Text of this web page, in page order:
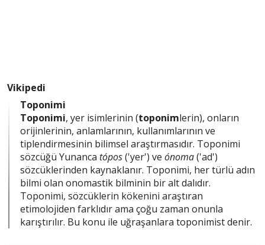
Vikipedi
Toponimi
Toponimi, yer isimlerinin (toponimlerin), onların
orijinlerinin, anlamlarının, kullanımlarının ve
tiplendirmesinin bilimsel araştırmasıdır. Toponimi
sözcüğü Yunanca tópos('yer') ve ónoma('ad')
sözcüklerinden kaynaklanır. Toponimi, her türlü adın
bilmi olan onomastik bilminin bir alt dalıdır.
Toponimi, sözcüklerin kökenini araştıran
etimolojiden farklıdır ama çoğu zaman onunla
karıştırılır. Bu konu ile uğraşanlara toponimist denir.